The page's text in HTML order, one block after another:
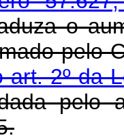
o
pelo
art. 2º da
pelo